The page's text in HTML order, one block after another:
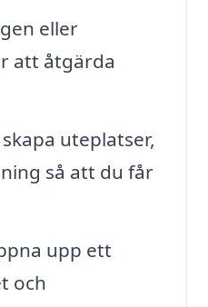
eller
att åtgärda
uteplatser,
så att du får
upp ett
och